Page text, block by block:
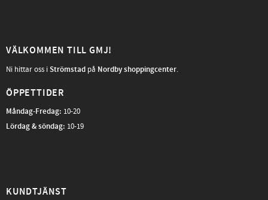
VÄLKOMMEN TILL GMJ!
Ni hittar oss iStrömstad på Nordby shoppingcenter.
ÖPPETTIDER
Måndag-Fredag: 10-20
Lördag & söndag: 10-19
KUNDTJÄNST